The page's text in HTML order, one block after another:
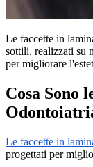
Le faccette in
sottili, realizzati su
per migliorare
Cosa Sono
Le faccette in
progettati per